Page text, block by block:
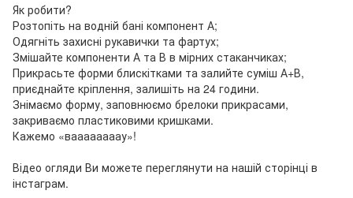
Як робити?
Розтопіть на водній бані компонент А;
Одягніть захисні рукавички та фартух;
Змішайте компоненти А та В в мірних стаканчиках;
Прикрасьте форми блискітками та залийте суміш А+В,
приєднайте кріплення, залишіть на 24 години.
Знімаємо форму, заповнюємо брелоки прикрасами,
закриваємо пластиковими кришками.
Кажемо «ваааааааау»!
Відео огляди Ви можете переглянути на нашій сторінці в
інстаграм.